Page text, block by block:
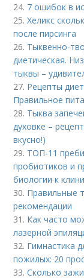
24. 7 ошибок в
25.Хеликс
после пирсинга
26. Тыквенно-
диетическая.
тыквы –
27. Рецепты
Правильное
28. Тыква
духовке –
вкусно!)
29. ТОП-11
пробиотиков и
биологии к
30. Правильные
рекомендации
31. Как часто
лазерной
32. Гимнастика
пожилых: 20
33.Сколько